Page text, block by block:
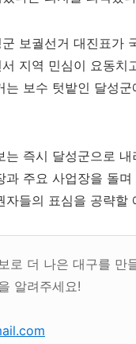
보궐선거 대진표가
지역 민심이 요동
는 보수 텃밭인 달성
는 즉시 달성군으로
과 주요 사업장을 돌
자들의 표심을 공략할
로 더 나은 대구를 만
알려주세요!